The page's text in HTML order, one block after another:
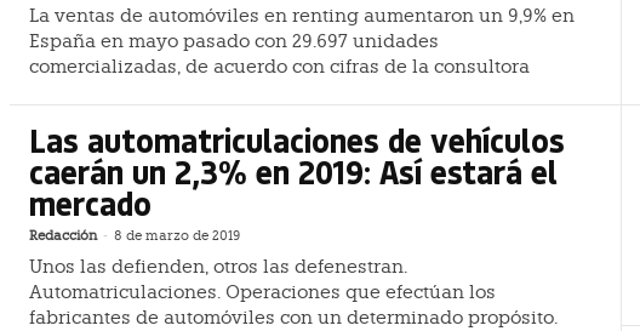
La ventas de automóviles en renting aumentaron un 9,9% en
España en mayo pasado con 29.697 unidades
comercializadas, de acuerdo con cifras de la consultora
Las automatriculaciones de vehículos
caerán un 2,3% en 2019: Así estará el
mercado
Redacción - 8 de marzo de 2019
Unos las defienden, otros las defenestran.
Automatriculaciones. Operaciones que efectúan los
fabricantes de automóviles con un determinado propósito.